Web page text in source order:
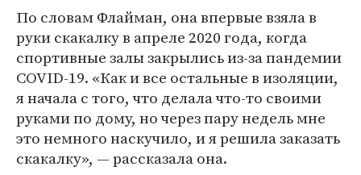
По словам Флайман, она впервые взяла в
руки скакалку в апреле 2020 года, когда
спортивные залы закрылись из-за пандемии
COVID-19. «Как и все остальные в изоляции,
я начала с того, что делала что-то своими
руками по дому, но через пару недель мне
это немного наскучило, и я решила заказать
скакалку», — рассказала она.